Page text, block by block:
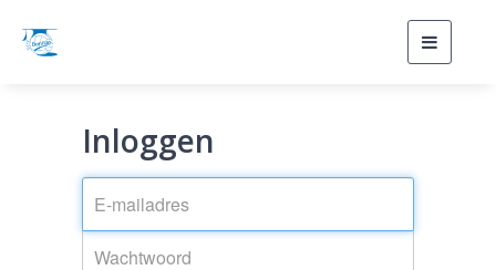
Toggle
Inloggen